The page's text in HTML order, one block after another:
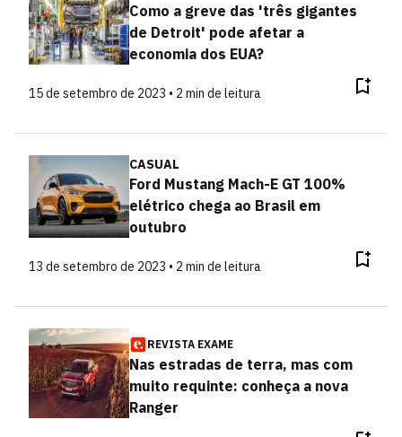
Como a greve das 'três gigantes
de Detroit' pode afetar a
economia dos EUA?
15 de setembro de 2023 • 2 min de leitura
CASUAL
Ford Mustang Mach-E GT 100%
elétrico chega ao Brasil em
outubro
13 de setembro de 2023 • 2 min de leitura
REVISTA EXAME
Nas estradas de terra, mas com
muito requinte: conheça a nova
Ranger